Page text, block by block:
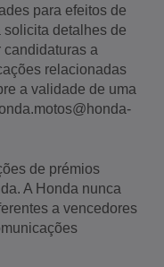
para efeitos de
solicita detalhes de
candidaturas a
relacionadas
a validade de uma
de prémios
A Honda nunca
a vencedores